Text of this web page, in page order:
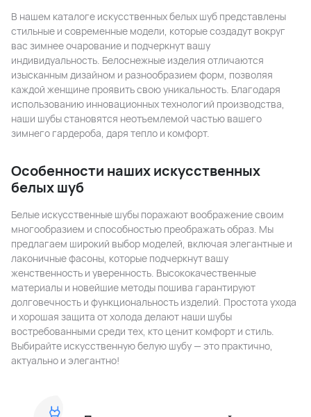
В нашем каталоге искусственных белых шуб представлены
стильные и современные модели, которые создадут вокруг
вас зимнее очарование и подчеркнут вашу
индивидуальность. Белоснежные изделия отличаются
изысканным дизайном и разнообразием форм, позволяя
каждой женщине проявить свою уникальность. Благодаря
использованию инновационных технологий производства,
наши шубы становятся неотъемлемой частью вашего
зимнего гардероба, даря тепло и комфорт.
Особенности наших искусственных
белых шуб
Белые искусственные шубы поражают воображение своим
многообразием и способностью преображать образ. Мы
предлагаем широкий выбор моделей, включая элегантные и
лаконичные фасоны, которые подчеркнут вашу
женственность и уверенность. Высококачественные
материалы и новейшие методы пошива гарантируют
долговечность и функциональность изделий. Простота ухода
и хорошая защита от холода делают наши шубы
востребованными среди тех, кто ценит комфорт и стиль.
Выбирайте искусственную белую шубу — это практично,
актуально и элегантно!